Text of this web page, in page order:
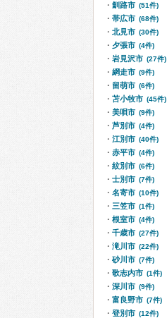
釧路市 (51件)
帯広市 (68件)
北見市 (30件)
夕張市 (4件)
岩見沢市 (27件)
網走市 (9件)
留萌市 (6件)
苫小牧市 (45件)
美唄市 (9件)
芦別市 (4件)
江別市 (40件)
赤平市 (4件)
紋別市 (6件)
士別市 (7件)
名寄市 (10件)
三笠市 (1件)
根室市 (4件)
千歳市 (27件)
滝川市 (22件)
砂川市 (7件)
歌志内市 (1件)
深川市 (9件)
富良野市 (7件)
登別市 (12件)